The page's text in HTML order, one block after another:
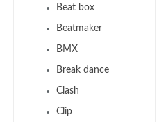
Beat box
Beatmaker
BMX
Break dance
Clash
Clip